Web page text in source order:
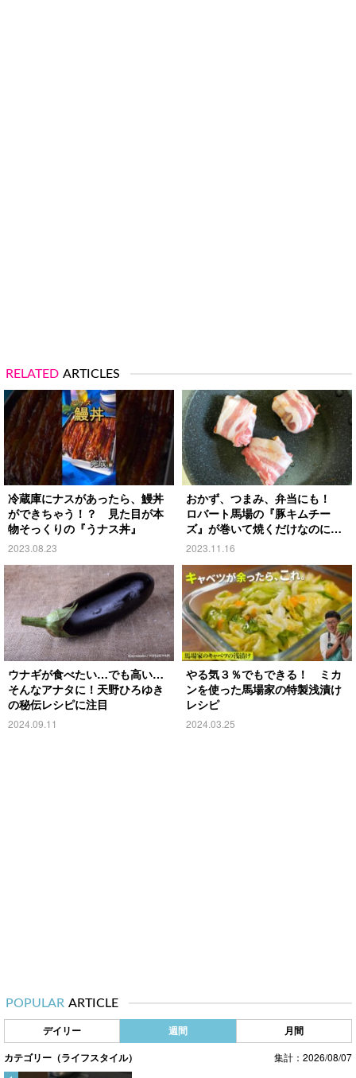
RELATED ARTICLES
冷蔵庫にナスがあったら、鰻丼
ができちゃう！？ 見た目が本
物そっくりの『うナス丼』
2023.08.23
おかず、つまみ、弁当にも！
ロバート馬場の『豚キムチー
ズ』が巻いて焼くだけなのに絶
品
2023.11.16
ウナギが食べたい…でも高い…
そんなアナタに！天野ひろゆき
の秘伝レシピに注目
2024.09.11
やる気３％でもできる！ ミカ
ンを使った馬場家の特製浅漬け
レシピ
2024.03.25
POPULAR ARTICLE
デイリー 週間 月間
カテゴリー（ライフスタイル） 集計：2026/08/07